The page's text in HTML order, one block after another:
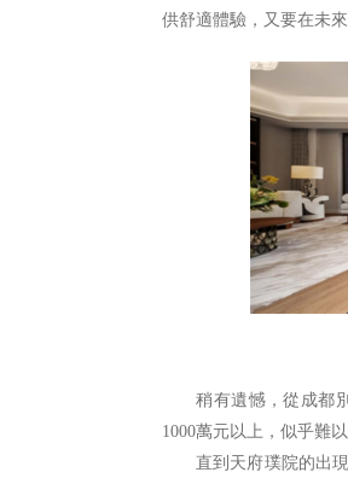
供舒適體驗，又要在未
稍有遺憾，從成都
1000萬元以上，似乎難
直到天府璞院的出